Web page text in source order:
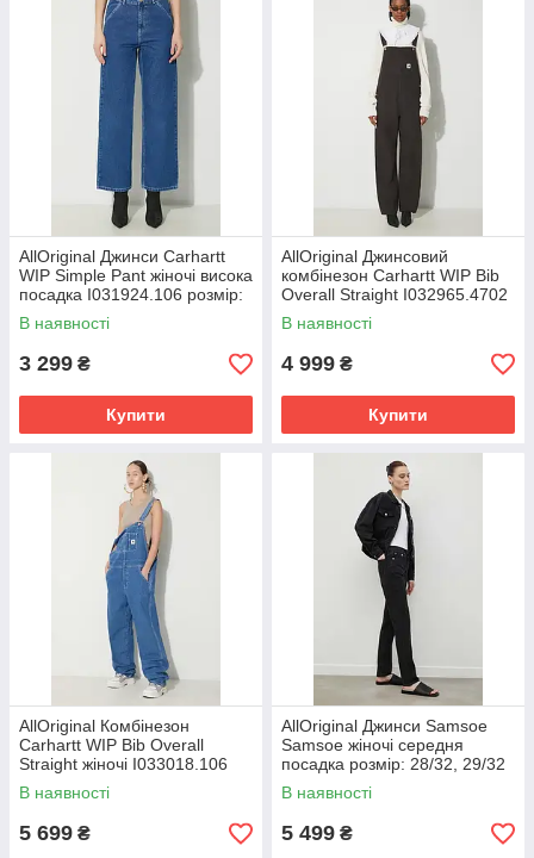
AllOriginal Джинси Carhartt
WIP Simple Pant жіночі висока
посадка I031924.106 розмір:
25, 26, 27, 28
В наявності
3 299 ₴
Купити
AllOriginal Джинсовий
комбінезон Carhartt WIP Bib
Overall Straight I032965.4702
розмір: XS, S, M
В наявності
4 999 ₴
Купити
AllOriginal Комбінезон
Carhartt WIP Bib Overall
Straight жіночі I033018.106
розмір: XS, S, M
В наявності
5 699 ₴
AllOriginal Джинси Samsoe
Samsoe жіночі середня
посадка розмір: 28/32, 29/32
В наявності
5 499 ₴